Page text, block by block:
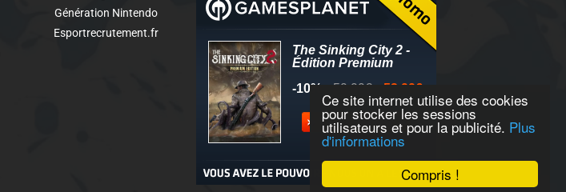
Compris !
Ce site internet utilise des cookies
pour stocker les sessions
utilisateurs et pour la publicité. Plus
d'informations
Génération Nintendo
Esportrecrutement.fr